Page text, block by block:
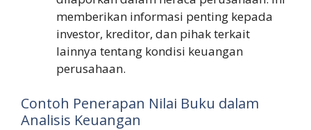
memberikan informasi penting kepada
investor, kreditor, dan pihak terkait
lainnya tentang kondisi keuangan
perusahaan.
Contoh Penerapan Nilai Buku dalam
Analisis Keuangan